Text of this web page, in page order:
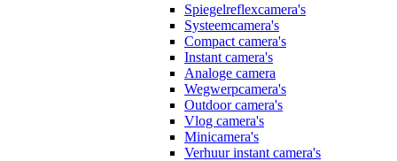
Spiegelreflexcamera's
Systeemcamera's
Compact camera's
Instant camera's
Analoge camera
Wegwerpcamera's
Outdoor camera's
Vlog camera's
Minicamera's
Verhuur instant camera's